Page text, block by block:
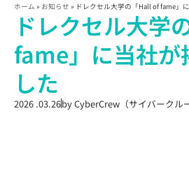
ホーム » お知らせ » ドレクセル大学の「Hall of fame」
ドレクセル大学
fame」に当社が
した
2026 .03.26byCyberCrew（サイバークルー